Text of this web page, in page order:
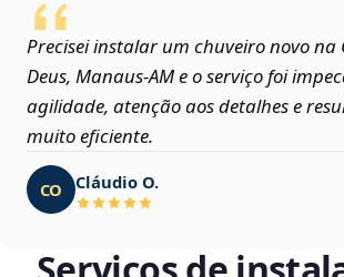
Precisei instalar um chuveiro novo na
Deus, Manaus‑AM e o serviço foi
agilidade, atenção aos detalhes e
muito eficiente.
CO Cláudio O.